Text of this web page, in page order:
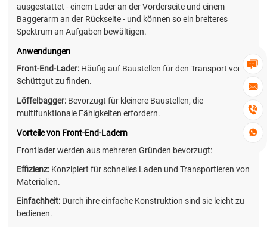




ausgestattet - einem Lader an der Vorderseite und einem
Baggerarm an der Rückseite - und können so ein breiteres
Spektrum an Aufgaben bewältigen.
Anwendungen
Front-End-Lader: Häufig auf Baustellen für den Transport von
Schüttgut zu finden.
Löffelbagger: Bevorzugt für kleinere Baustellen, die
multifunktionale Fähigkeiten erfordern.
Vorteile von Front-End-Ladern
Frontlader werden aus mehreren Gründen bevorzugt:
Effizienz: Konzipiert für schnelles Laden und Transportieren von
Materialien.
Einfachheit: Durch ihre einfache Konstruktion sind sie leicht zu
bedienen.